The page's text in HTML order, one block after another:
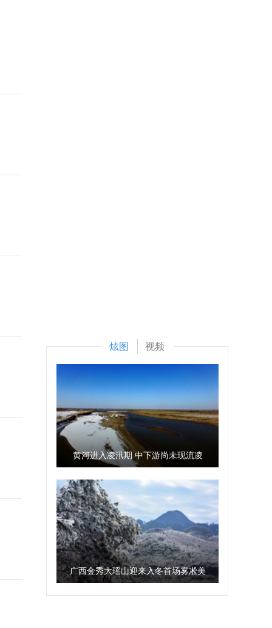
炫图 视频
黄河进入凌汛期 中下游尚未现流凌
广西金秀大瑶山迎来入冬首场雾凇美